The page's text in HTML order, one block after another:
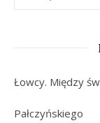
Łowcy. Między
Pałczyńskiego